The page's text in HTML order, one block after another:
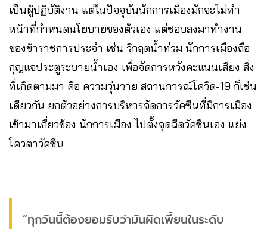
เป็นผู้ปฏิบัติงาน แต่ในปัจจุบันนักการเมืองมักจะไม่ทำ
หน้าที่กำหนดนโยบายของตัวเอง แต่ชอบลงมาทำงาน
ของข้าราชการประจำ เช่น วิกฤตน้ำท่วม นักการเมืองถือ
กุญแจประตูระบายน้ำเอง เพื่อจัดการหวังคะแนนเสียง สิ่ง
ที่เกิดตามมา คือ ความวุ่นวาย สถานการณ์โควิด-19 ก็เช่น
เดียวกัน ยกตัวอย่างการบริหารจัดการวัคซีนที่มีการเมือง
เข้ามาเกี่ยวข้อง นักการเมือง ไปตั้งจุดฉีดวัคซีนเอง แย่ง
โควตาวัคซีน
“ทุกวันนี้ต้องยอมรับว่ามันผิดเพี้ยนในระดับ